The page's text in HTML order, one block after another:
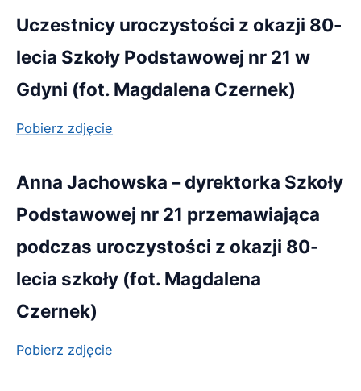
Uczestnicy uroczystości z okazji 80-
lecia Szkoły Podstawowej nr 21 w
Gdyni (fot. Magdalena Czernek)
Pobierz zdjęcie
Anna Jachowska – dyrektorka Szkoły
Podstawowej nr 21 przemawiająca
podczas uroczystości z okazji 80-
lecia szkoły (fot. Magdalena
Czernek)
Pobierz zdjęcie